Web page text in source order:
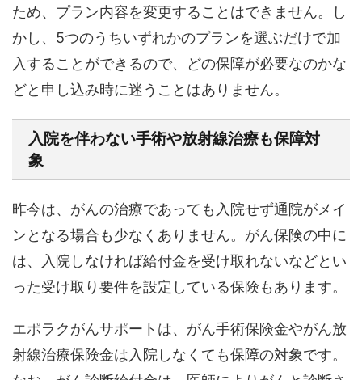
ため、プラン内容を変更することはできません。し
かし、5つのうちいずれかのプランを選ぶだけで加
入することができるので、どの保障が必要なのかな
どと申し込み時に迷うことはありません。
入院を伴わない手術や放射線治療も保障対
象
昨今は、がんの治療であっても入院せず通院がメイ
ンとなる場合も少なくありません。がん保険の中に
は、入院しなければ給付金を受け取れないなどとい
った受け取り要件を設定している保険もあります。
エポラクがんサポートは、がん手術保険金やがん放
射線治療保険金は入院しなくても保障の対象です。